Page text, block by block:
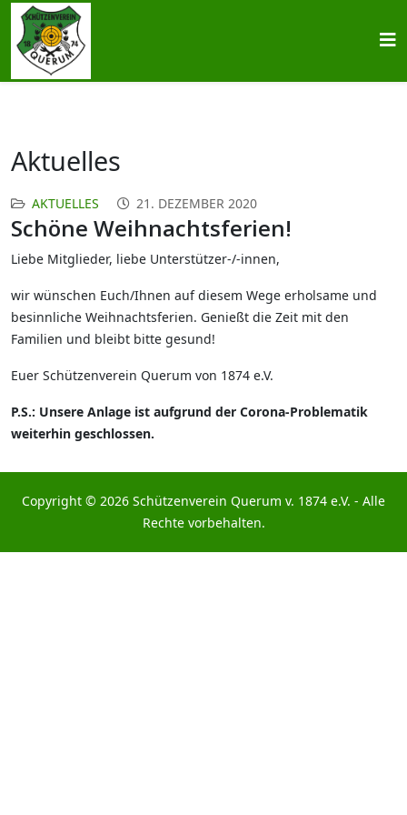
Aktuelles
AKTUELLES 21. DEZEMBER 2020
Schöne Weihnachtsferien!
Liebe Mitglieder, liebe Unterstützer-/-innen,
wir wünschen Euch/Ihnen auf diesem Wege erholsame und
besinnliche Weihnachtsferien. Genießt die Zeit mit den
Familien und bleibt bitte gesund!
Euer Schützenverein Querum von 1874 e.V.
P.S.: Unsere Anlage ist aufgrund der Corona-Problematik
weiterhin geschlossen.
Copyright © 2026 Schützenverein Querum v. 1874 e.V. - Alle
Rechte vorbehalten.